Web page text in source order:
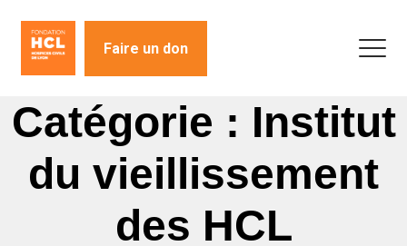
Faire un don
Catégorie : Institut
du vieillissement
des HCL